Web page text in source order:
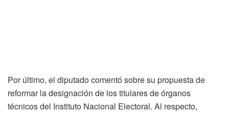
Por último, el diputado comentó sobre su propuesta de
reformar la designación de los titulares de órganos
técnicos del Instituto Nacional Electoral. Al respecto,